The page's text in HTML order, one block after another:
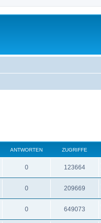
ANTWORTEN ZUGRIFFE
0 123664
0 209669
0 649073